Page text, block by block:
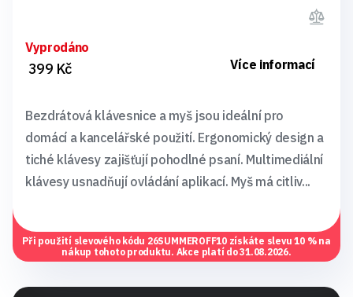
Vyprodáno
399 Kč Více informací
Bezdrátová klávesnice a myš jsou ideální pro
domácí a kancelářské použití. Ergonomický design a
tiché klávesy zajišťují pohodlné psaní. Multimediální
klávesy usnadňují ovládání aplikací. Myš má citliv...
Při použití slevového kódu 26SUMMEROFF10 získáte slevu 10 % na
nákup tohoto produktu. Akce platí do 31.08.2026.